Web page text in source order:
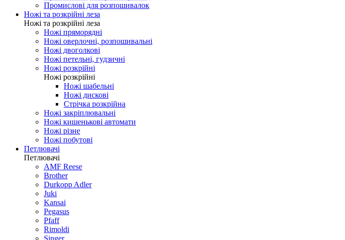
Промислові для зиг-зага
Промислові для оверлоков
Промислові для прямострочек
Промислові для розпошивалок
Ножі та розкрійні леза
Ножі та розкрійні леза
Ножі пряморядні
Ножі оверлочні, розпошивальні
Ножі двоголкові
Ножі петельні, гудзичні
Ножі розкрійні
Ножі розкрійні
Ножі шабельні
Ножі дискові
Стрічка розкрійна
Ножі закріплювальні
Ножі кишенькові автомати
Ножі різне
Ножі побутові
Петлювачі
Петлювачі
AMF Reese
Brother
Durkopp Adler
Juki
Kansai
Pegasus